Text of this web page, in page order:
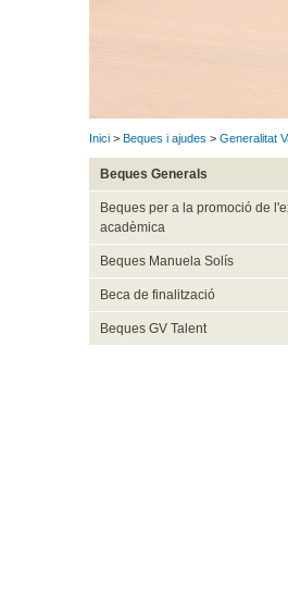
Inici > Beques i ajudes > Generalitat
Beques Generals
Beques per a la promoció de
acadèmica
Beques Manuela Solís
Beca de finalització
Beques GV Talent